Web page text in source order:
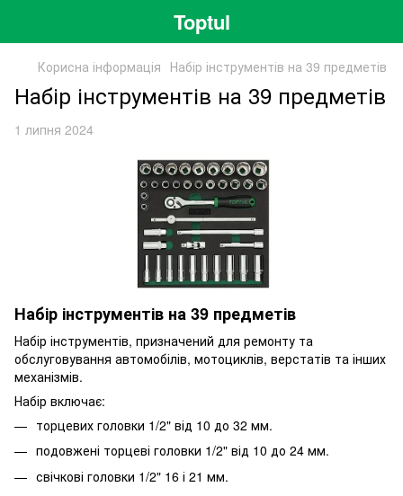
Toptul
Корисна інформація Набір інструментів на 39 предметів
Набір інструментів на 39 предметів
1 липня 2024
Набір інструментів на 39 предметів
Набір інструментів, призначений для ремонту та
обслуговування автомобілів, мотоциклів, верстатів та інших
механізмів.
Набір включає:
торцевих головки 1/2" від 10 до 32 мм.
подовжені торцеві головки 1/2" від 10 до 24 мм.
свічкові головки 1/2" 16 і 21 мм.